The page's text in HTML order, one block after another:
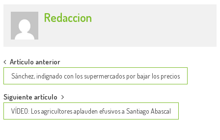
Redaccion
Post
navigation
Artículo anterior
Sánchez, indignado con los supermercados por bajar los precios
Siguiente artículo
VÍDEO: Los agricultores aplauden efusivos a Santiago Abascal